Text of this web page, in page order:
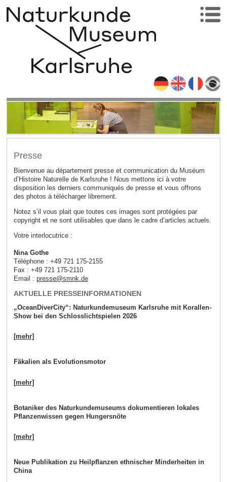
Presse
Bienvenue au département presse et communicationdu Muséum
d’Histoire Naturelle de Karlsruhe ! Nous mettons ici à votre
disposition les derniers communiqués de presse et vous offrons
des photos à télécharger librement.
Notez s’il vous plait que toutes ces images sont protégées par
copyright et ne sont utilisables que dans le cadre d’articles actuels.
Votre interlocutrice :
Nina Gothe
Téléphone : +49 721 175-2155
Fax : +49 721 175-2110
Email : presse@smnk.de
AKTUELLE PRESSEINFORMATIONEN
„OceanDiverCity“: Naturkundemuseum Karlsruhe mit Korallen-
Show bei den Schlosslichtspielen 2026
[mehr]
Fäkalien als Evolutionsmotor
[mehr]
Botaniker des Naturkundemuseums dokumentieren lokales
Pflanzenwissen gegen Hungersnöte
[mehr]
Neue Publikation zu Heilpflanzen ethnischer Minderheiten in
China